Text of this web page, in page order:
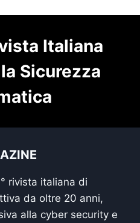
Italiana
Sicurezza
rivista italiana di
da oltre 20 anni,
alla cyber security e